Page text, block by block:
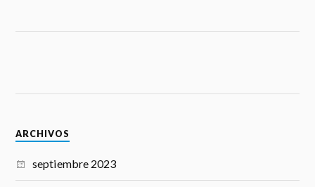
ARCHIVOS
septiembre 2023